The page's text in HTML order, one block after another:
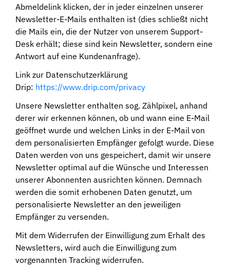
Abmeldelink klicken, der in jeder einzelnen unserer
Newsletter-E-Mails enthalten ist (dies schließt nicht
die Mails ein, die der Nutzer von unserem Support-
Desk erhält; diese sind kein Newsletter, sondern eine
Antwort auf eine Kundenanfrage).
Link zur Datenschutzerklärung
Drip: https://www.drip.com/privacy
Unsere Newsletter enthalten sog. Zählpixel, anhand
derer wir erkennen können, ob und wann eine E-Mail
geöffnet wurde und welchen Links in der E-Mail von
dem personalisierten Empfänger gefolgt wurde. Diese
Daten werden von uns gespeichert, damit wir unsere
Newsletter optimal auf die Wünsche und Interessen
unserer Abonnenten ausrichten können. Demnach
werden die somit erhobenen Daten genutzt, um
personalisierte Newsletter an den jeweiligen
Empfänger zu versenden.
Mit dem Widerrufen der Einwilligung zum Erhalt des
Newsletters, wird auch die Einwilligung zum
vorgenannten Tracking widerrufen.